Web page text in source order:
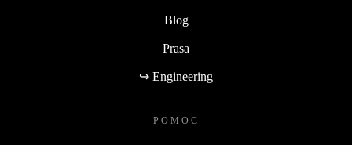
Blog
Prasa
↪ Engineering
POMOC